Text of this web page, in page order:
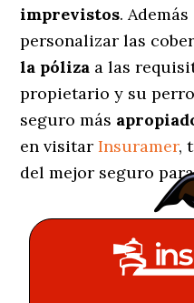
imprevistos.
personalizar las
la póliza a las
propietario y su
seguro más
en visitarInsuramer,
del mejor seguro